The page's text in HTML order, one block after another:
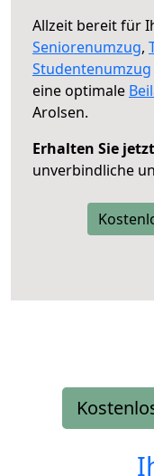
Allzeit bereit für
Seniorenumzug,
Studentenumzug
eine optimale
Arolsen.
Erhalten Sie jetzt
unverbindliche